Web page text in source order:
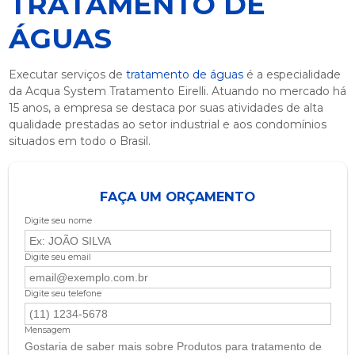
ÁGUAS
Executar serviços de tratamento de águasé a especialidade
da Acqua System Tratamento Eirelli. Atuando no mercado há
15 anos, a empresa se destaca por suas atividades de alta
qualidade prestadas ao setor industrial e aos condomínios
situados em todo o Brasil.
FAÇA UM ORÇAMENTO
Digite seu nome
Digite seu email
Digite seu telefone
Mensagem